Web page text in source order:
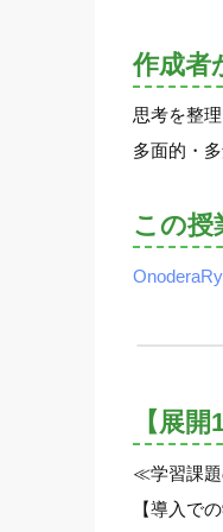
作成者
思考を整
多面的・
この授
【展
≪学習課
【導入で